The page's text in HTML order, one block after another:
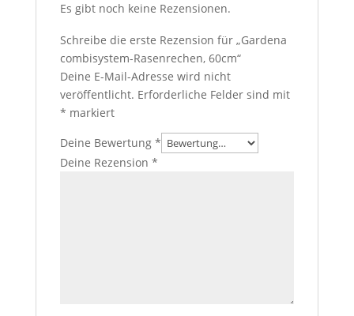
Es gibt noch keine Rezensionen.
Schreibe die erste Rezension für „Gardena
combisystem-Rasenrechen, 60cm“
Deine E-Mail-Adresse wird nicht
veröffentlicht. Erforderliche Felder sind mit
* markiert
Deine Bewertung *
Deine Rezension *